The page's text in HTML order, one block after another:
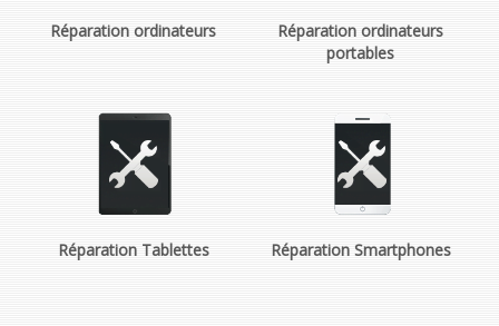
Réparation ordinateurs
Réparation ordinateurs
portables
Réparation Tablettes Réparation Smartphones